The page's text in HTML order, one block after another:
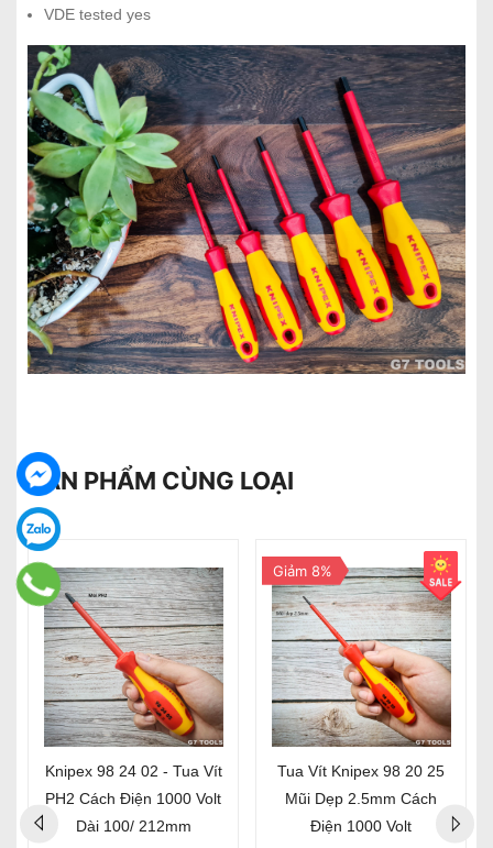
VDE tested yes
SẢN PHẨM CÙNG LOẠI
Knipex 98 24 02 - Tua Vít
PH2 Cách Điện 1000 Volt
Dài 100/ 212mm
Giảm 8%
Tua Vít Knipex 98 20 25
Mũi Dẹp 2.5mm Cách
Điện 1000 Volt